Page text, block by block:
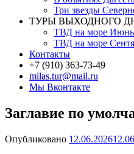
Три звезды
ТУРЫ ВЫХОДНОГО
ТВД на море Июнь
ТВД на море
Контакты
+7 (910) 363-73-49
milas.tur@mail.ru
Мы Вконтакте
Заглавие по
Опубликовано 12.06.2026